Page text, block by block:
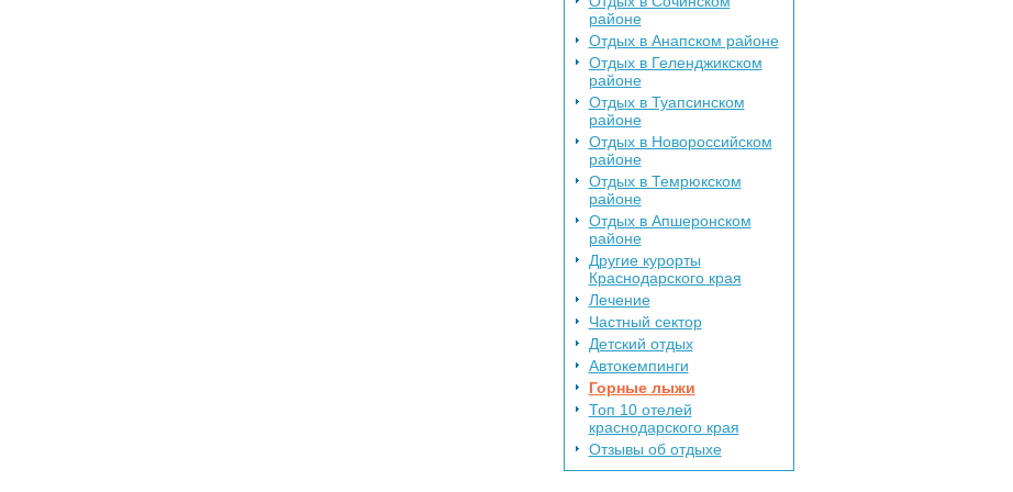
районе
Отдых в Анапском районе
Отдых в Геленджикском
районе
Отдых в Туапсинском
районе
Отдых в Новороссийском
районе
Отдых в Темрюкском
районе
Отдых в Апшеронском
районе
Другие курорты
Краснодарского края
Лечение
Частный сектор
Детский отдых
Автокемпинги
Горные лыжи
Топ 10 отелей
краснодарского края
Отзывы об отдыхе